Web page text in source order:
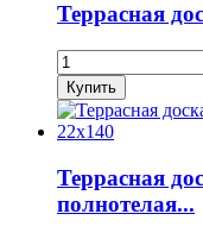
Террасная
Террасная
полнотелая...